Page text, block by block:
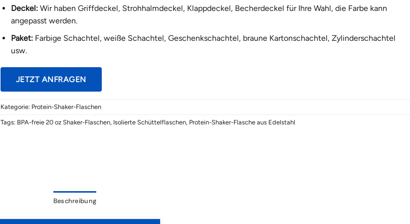
Deckel: Wir haben Griffdeckel, Strohhalmdeckel, Klappdeckel, Becherdeckel für Ihre Wahl, die Farbe kann
angepasst werden.
Paket: Farbige Schachtel, weiße Schachtel, Geschenkschachtel, braune Kartonschachtel, Zylinderschachtel
usw.
JETZT ANFRAGEN
Kategorie: Protein-Shaker-Flaschen
Tags: BPA-freie 20 oz Shaker-Flaschen, Isolierte Schüttelflaschen, Protein-Shaker-Flasche aus Edelstahl
Beschreibung